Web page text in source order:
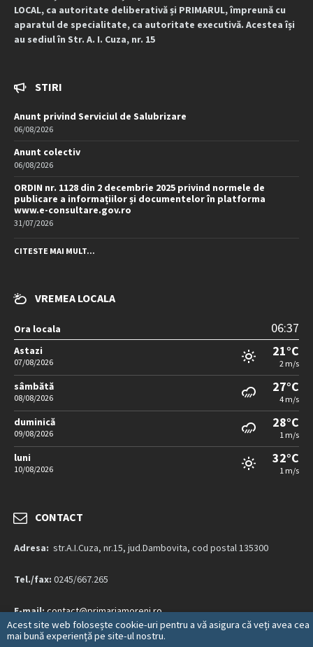
LOCAL, ca autoritate deliberativă și PRIMARUL, împreună cu
aparatul de specialitate, ca autoritate executivă. Acestea își
au sediul în Str. A. I. Cuza, nr. 15
STIRI
Anunt privind Serviciul de Salubrizare
06/08/2026
Anunt colectiv
06/08/2026
ORDIN nr. 1128 din 2 decembrie 2025 privind normele de
publicare a informațiilor și documentelor în platforma
www.e-consultare.gov.ro
31/07/2026
CITESTE MAI MULT...
VREMEA LOCALA
Ora locala 06:37
Astazi
07/08/2026
21°C
2 m/s
sâmbătă
08/08/2026
27°C
4 m/s
duminică
09/08/2026
28°C
1 m/s
luni
10/08/2026
32°C
1 m/s
CONTACT
Adresa: str.A.I.Cuza, nr.15, jud.Dambovita, cod postal 135300
Tel./fax: 0245/667.265
E-mail:contact@primariamoreni.ro
Mai multe detalii…
Acest site web folosește cookie-uri pentru a vă asigura că veți avea cea
mai bună experiență pe site-ul nostru.